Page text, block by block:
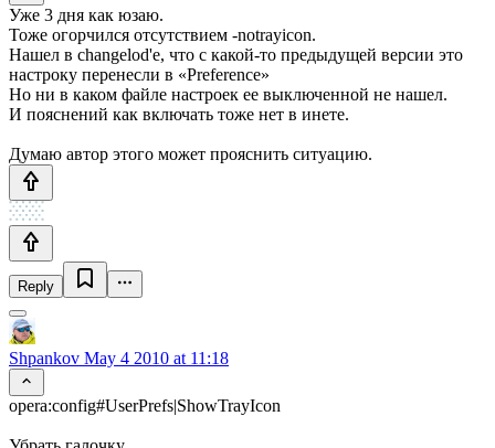
Уже 3 дня как юзаю.
Тоже огорчился отсутствием -notrayicon.
Нашел в changelod'e, что с какой-то предыдущей версии это
настроку перенесли в «Preference»
Но ни в каком файле настроек ее выключенной не нашел.
И пояснений как включать тоже нет в инете.
Думаю автор этого может прояснить ситуацию.
Reply
Shpankov May 4 2010 at 11:18
opera:config#UserPrefs|ShowTrayIcon